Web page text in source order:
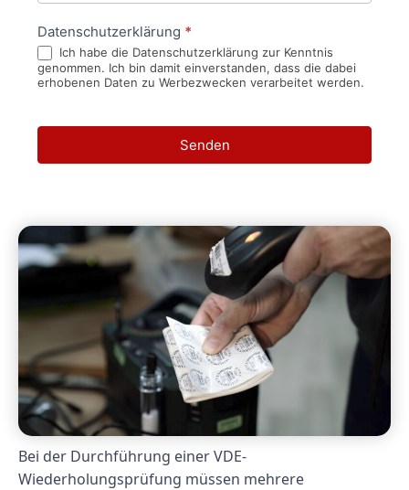
Datenschutzerklärung *
Ich habe die Datenschutzerklärung zur Kenntnis
genommen. Ich bin damit einverstanden, dass die dabei
erhobenen Daten zu Werbezwecken verarbeitet werden.
Senden
Bei der Durchführung einer VDE-
Wiederholungsprüfung müssen mehrere